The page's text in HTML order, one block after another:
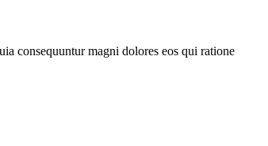
consequuntur magni dolores eos qui ratione